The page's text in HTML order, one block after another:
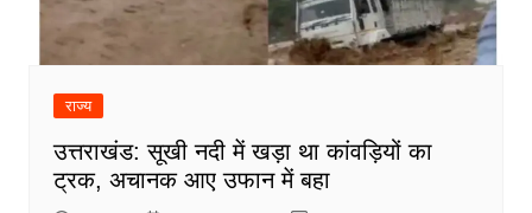
राज्य
उत्तराखंड: सूखी नदी में खड़ा था कांवड़ियों का
ट्रक, अचानक आए उफान में बहा